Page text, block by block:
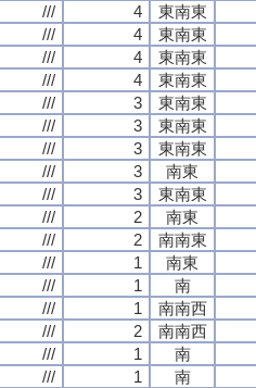
/// 4 東南東
/// 4 東南東
/// 4 東南東
/// 4 東南東
/// 3 東南東
/// 3 東南東
/// 3 東南東
/// 3 南東
/// 3 東南東
/// 2 南東
/// 2 南南東
/// 1 南東
/// 1 南
/// 1 南南西
/// 2 南南西
/// 1 南
/// 1 南